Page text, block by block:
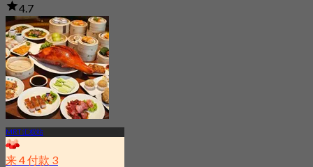
4.7
7.9K 已预订
起฿ 950
MRT 汇权站
来 4 付款 3